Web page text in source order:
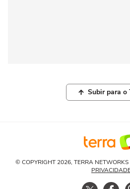
Subir para o
© COPYRIGHT 2026, TERRA NETWORKS